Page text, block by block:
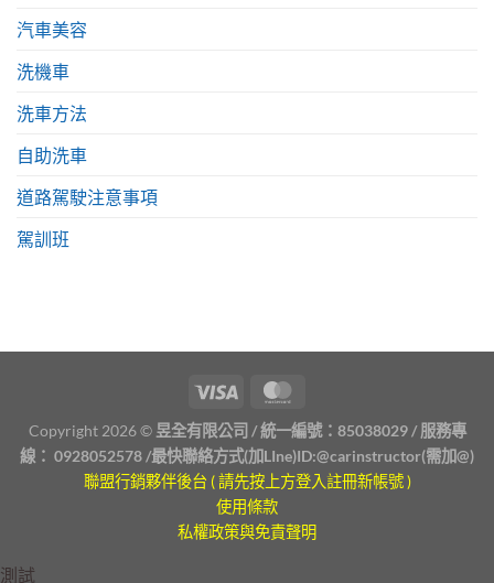
汽車美容
洗機車
洗車方法
自助洗車
道路駕駛注意事項
駕訓班
Copyright 2026 © 昱全有限公司 / 統一編號：85038029 / 服務專
線： 0928052578/最快聯絡方式(加LIne)ID:@carinstructor(需加@)
聯盟行銷夥伴後台 ( 請先按上方登入註冊新帳號 )
使用條款
私權政策與免責聲明
測試